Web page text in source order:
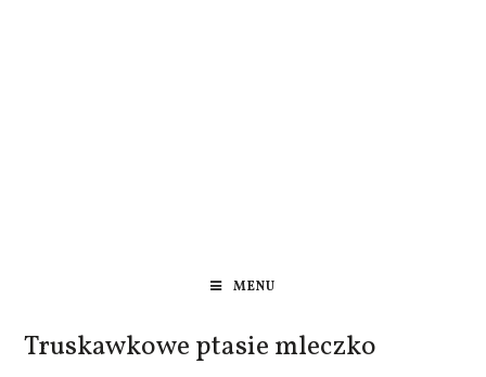
MENU
Truskawkowe ptasie mleczko